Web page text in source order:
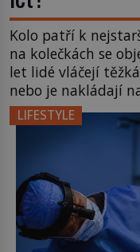
Kolo patří k
na kolečkách se
let lidé vláčejí
nebo je nakládají
nápad, připevnit
nikdo dlouho
LIFESTYLE